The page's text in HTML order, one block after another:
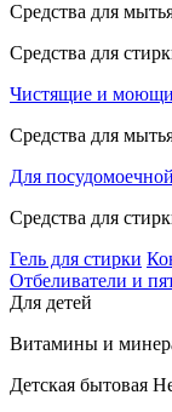
Средства для
Средства для
Чистящие и
Средства для
Для
Средства для
Гель для стирки
Отбеливатели и
Для детей
Витамины и
Детская бытовая